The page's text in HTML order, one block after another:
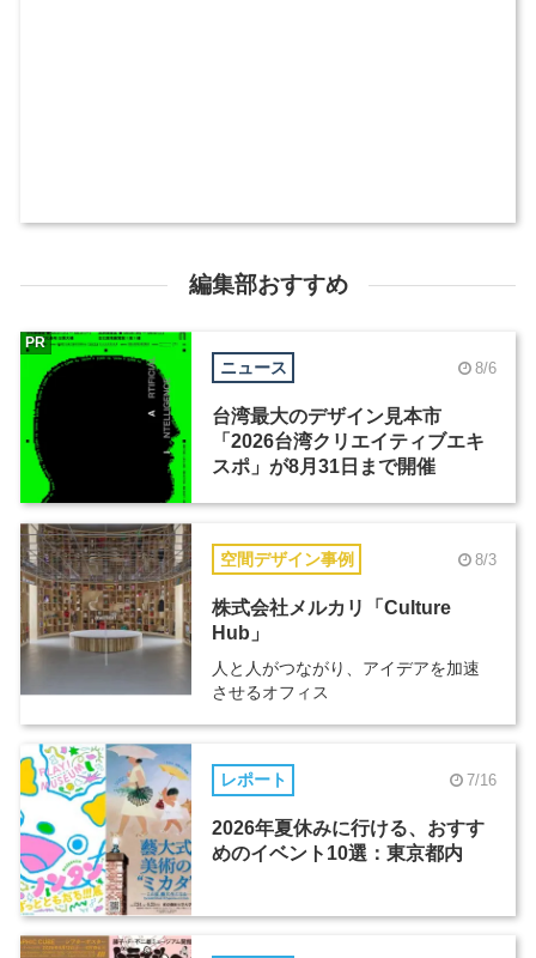
編集部おすすめ
ニュース 8/6
台湾最大のデザイン見本市
「2026台湾クリエイティブエキ
スポ」が8月31日まで開催
PR
空間デザイン事例 8/3
株式会社メルカリ「Culture
Hub」
人と人がつながり、アイデアを加速
させるオフィス
レポート 7/16
2026年夏休みに行ける、おすす
めのイベント10選：東京都内